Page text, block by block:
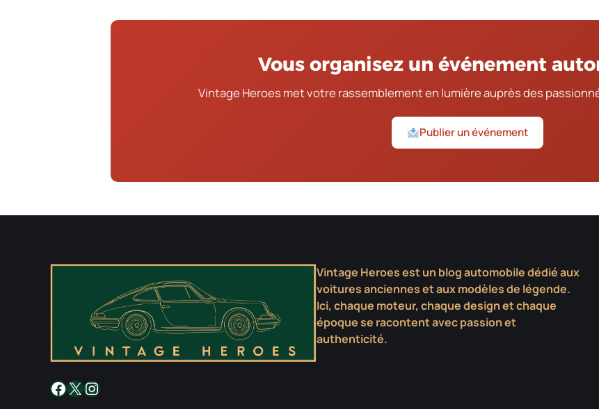
Vous organisez un événement
Vintage Heroes met votre rassemblement en lumière auprès des
Publier un événement
Facebook
X Instagram
Vintage Heroes est un blog automobile dédié aux
voitures anciennes et aux modèles de légende.
Ici, chaque moteur, chaque design et chaque
époque se racontent avec passion et
authenticité.